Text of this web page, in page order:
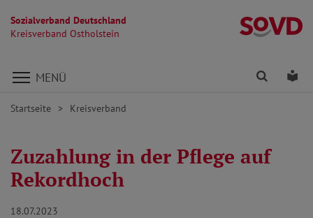
Sozialverband Deutschland
Kreisverband Ostholstein
Direkt zu den Inhalten springen
MENÜ Finden
Startseite Kreisverband
Zuzahlung in der Pflege auf
Rekordhoch
18.07.2023